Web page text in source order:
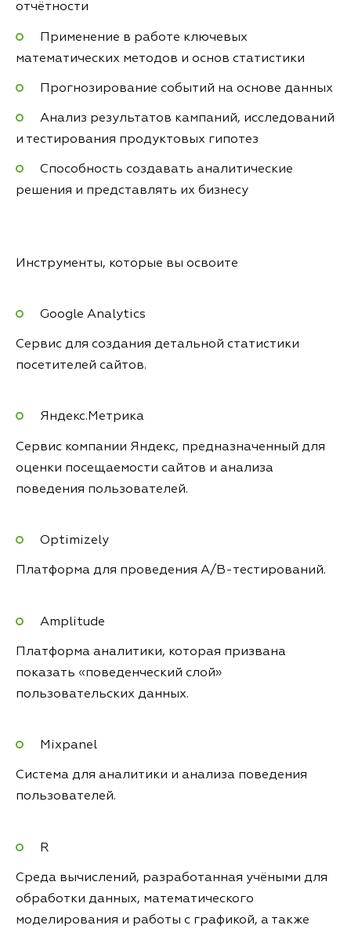
отчётности
Применение в работе ключевых
математических методов и основ статистики
Прогнозирование событий на основе данных
Анализ результатов кампаний, исследований
и тестирования продуктовых гипотез
Способность создавать аналитические
решения и представлять их бизнесу
Инструменты, которые вы освоите
Google Analytics
Сервис для создания детальной статистики
посетителей сайтов.
Яндекс.Метрика
Сервис компании Яндекс, предназначенный для
оценки посещаемости сайтов и анализа
поведения пользователей.
Optimizely
Платформа для проведения A/B-тестирований.
Amplitude
Платформа аналитики, которая призвана
показать «поведенческий слой»
пользовательских данных.
Mixpanel
Система для аналитики и анализа поведения
пользователей.
R
Среда вычислений, разработанная учёными для
обработки данных, математического
моделирования и работы с графикой, а также